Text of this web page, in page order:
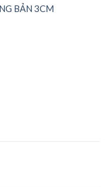
BẢN 3CM